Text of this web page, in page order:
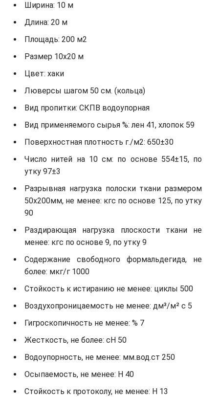
Ширина: 10 м
Длина: 20 м
Площадь: 200 м2
Размер 10х20 м
Цвет: хаки
Люверсы шагом 50 см. (кольца)
Вид пропитки: СКПВ водоупорная
Вид применяемого сырья %: лен 41, хлопок 59
Поверхностная плотность г./м2: 650±30
Число нитей на 10 см: по основе 554±15, по
утку 97±3
Разрывная нагрузка полоски ткани размером
50х200мм, не менее: кгс по основе 125, по утку
90
Раздирающая нагрузка плоскости ткани не
менее: кгс по основе 9, по утку 9
Содержание свободного формальдегида, не
более: мкг/г 1000
Стойкость к истиранию не менее: циклы 500
Воздухопроницаемость не менее: дм³/м² с 5
Гигроскопичность не менее: % 7
Жесткость, не более: cH 50
Водоупорность, не менее: мм.вод.ст 250
Осыпаемость, не менее: H 40
Стойкость к протоколу, не менее: H 13